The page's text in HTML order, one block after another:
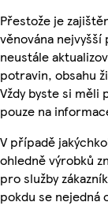
Přestože je
věnována
neustále
potravin, obsahu
Vždy byste si měli
pouze na
V případě
ohledně výrobků
pro služby
pokdu se nejedná